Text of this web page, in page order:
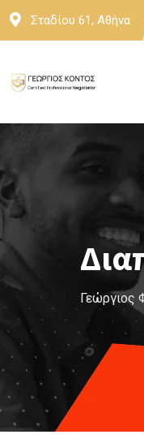
Skip
Σταδίου 61, Αθήνα
Γεώργιος